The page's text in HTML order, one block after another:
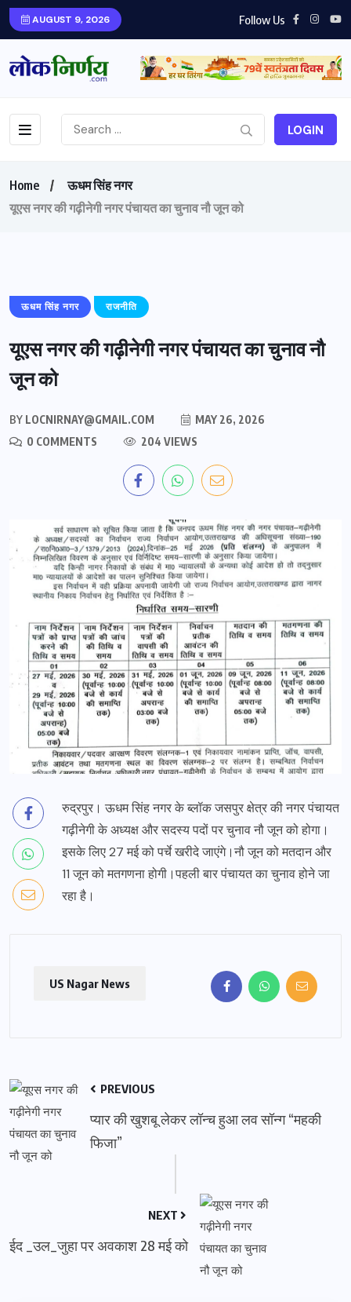
AUGUST 9, 2026 Follow Us
LOGIN
Home
ऊधम सिंह नगर
यूएस नगर की गढ़ीनेगी नगर पंचायत का चुनाव नौ जून को
ऊधम सिंह नगर राजनीति
यूएस नगर की गढ़ीनेगी नगर पंचायत का चुनाव नौ
जून को
BY LOCNIRNAY@GMAIL.COM
MAY 26, 2026
0 COMMENTS
204 VIEWS
रुद्रपुर। ऊधम सिंह नगर के ब्लॉक जसपुर क्षेत्र की नगर पंचायत
गढ़ीनेगी के अध्यक्ष और सदस्य पदों पर चुनाव नौ जून को होगा।
इसके लिए 27 मई को पर्चे खरीदे जाएंगे।नौ जून को मतदान और
11 जून को मतगणना होगी।पहली बार पंचायत का चुनाव होने जा
रहा है।
US Nagar News
PREVIOUS
प्यार की खुशबू लेकर लॉन्च हुआ लव सॉन्ग “महकी
फिजा”
NEXT
ईद _उल_जुहा पर अवकाश 28 मई को